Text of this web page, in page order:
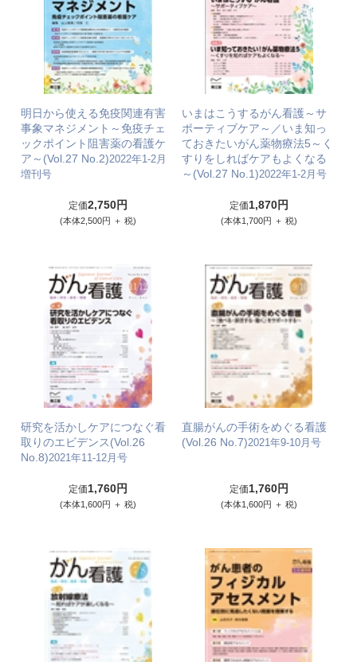
明日から使える免疫関連有害
事象マネジメント～免疫チェ
ックポイント阻害薬の看護ケ
ア～(Vol.27 No.2)2022年1‐2月
増刊号
定価2,750円
(本体2,500円 ＋ 税)
いまはこうするがん看護～サ
ポーティブケア～／いま知っ
ておきたいがん薬物療法5～く
すりをしればケアもよくなる
～(Vol.27 No.1)2022年1-2月号
定価1,870円
(本体1,700円 ＋ 税)
研究を活かしケアにつなぐ看
取りのエビデンス(Vol.26
No.8)2021年11-12月号
定価1,760円
(本体1,600円 ＋ 税)
直腸がんの手術をめぐる看護
(Vol.26 No.7)2021年9-10月号
定価1,760円
(本体1,600円 ＋ 税)